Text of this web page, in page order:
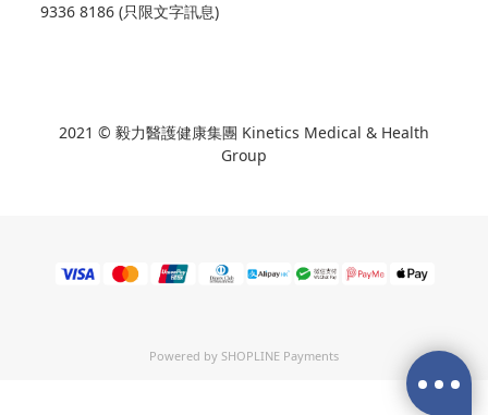
9336 8186 (只限文字訊息)
2021 © 毅力醫護健康集團 Kinetics Medical & Health
Group
Powered by SHOPLINE Payments